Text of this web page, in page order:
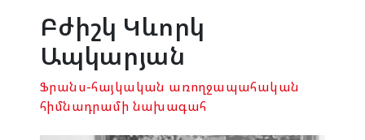
Բժիշկ Կևորկ
Ապկարյան
Ֆրանս-հայկական առողջապահական
հիմնադրամի նախագահ